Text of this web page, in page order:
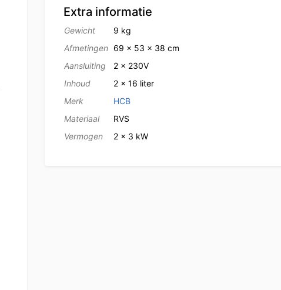
Extra informatie
Gewicht
9 kg
Afmetingen
69 × 53 × 38 cm
Aansluiting
2 x 230V
Inhoud
2 x 16 liter
Merk
HCB
Materiaal
RVS
Vermogen
2 x 3 kW